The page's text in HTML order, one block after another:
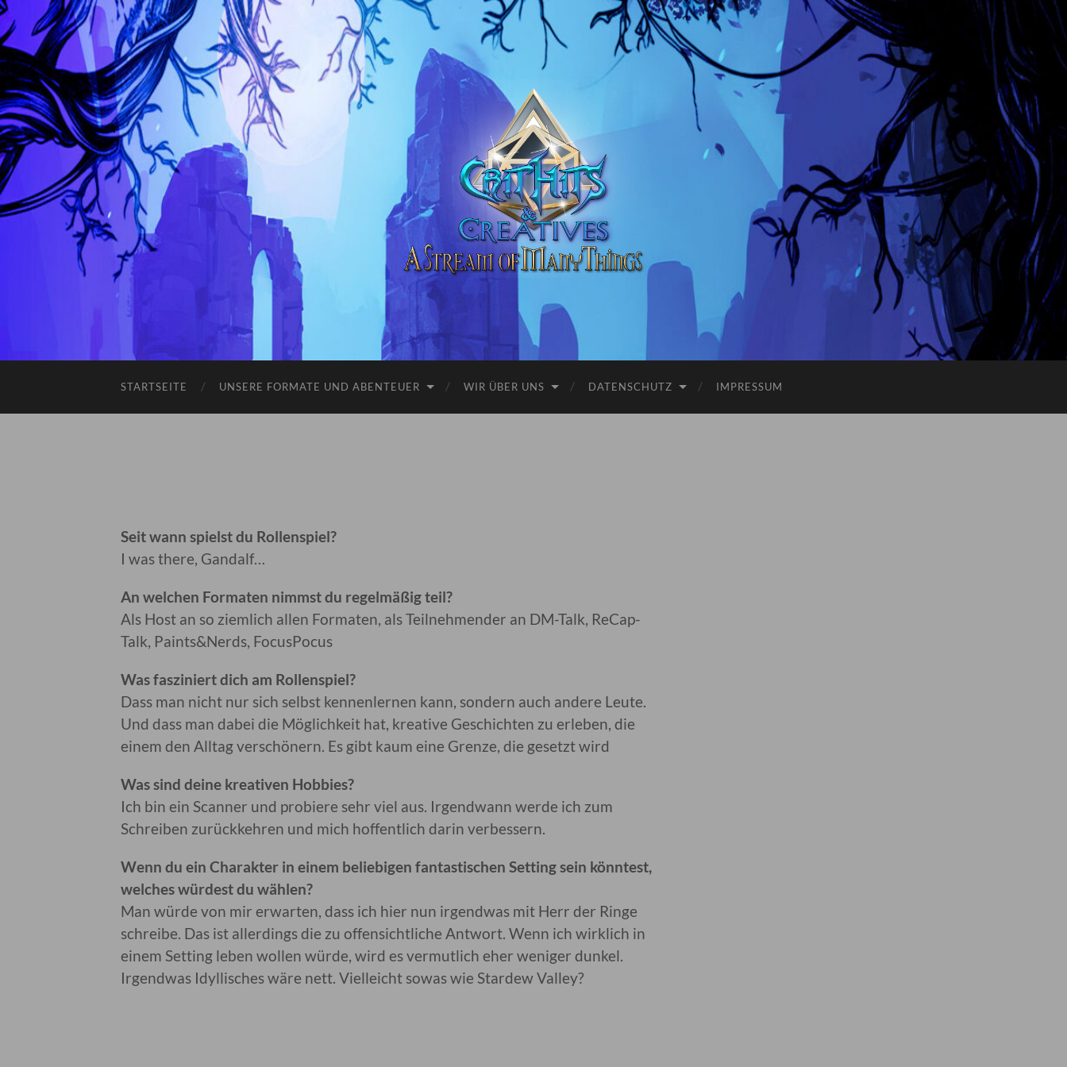
STARTSEITE UNSERE FORMATE UND ABENTEUER WIR ÜBER UNS DATENSCHUTZ IMPRESSUM
Seit wann spielst du Rollenspiel?
I was there, Gandalf…
An welchen Formaten nimmst du regelmäßig teil?
Als Host an so ziemlich allen Formaten, als Teilnehmender an DM-Talk, ReCap-
Talk, Paints&Nerds, FocusPocus
Was fasziniert dich am Rollenspiel?
Dass man nicht nur sich selbst kennenlernen kann, sondern auch andere Leute.
Und dass man dabei die Möglichkeit hat, kreative Geschichten zu erleben, die
einem den Alltag verschönern. Es gibt kaum eine Grenze, die gesetzt wird
Was sind deine kreativen Hobbies?
Ich bin ein Scanner und probiere sehr viel aus. Irgendwann werde ich zum
Schreiben zurückkehren und mich hoffentlich darin verbessern.
Wenn du ein Charakter in einem beliebigen fantastischen Setting sein könntest,
welches würdest du wählen?
Man würde von mir erwarten, dass ich hier nun irgendwas mit Herr der Ringe
schreibe. Das ist allerdings die zu offensichtliche Antwort. Wenn ich wirklich in
einem Setting leben wollen würde, wird es vermutlich eher weniger dunkel.
Irgendwas Idyllisches wäre nett. Vielleicht sowas wie Stardew Valley?